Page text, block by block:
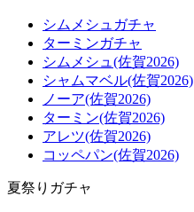
シムメシュガチャ
ターミンガチャ
シムメシュ(佐賀2026)
シャムマベル(佐賀2026)
ノーア(佐賀2026)
ターミン(佐賀2026)
アレツ(佐賀2026)
コッペパン(佐賀2026)
夏祭りガチャ